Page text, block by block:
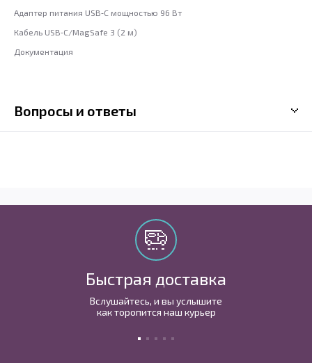
Адаптер питания USB‑C мощностью 96 Вт
Кабель USB‑C/MagSafe 3 (2 м)
Документация
Вопросы и ответы
Быстрая доставка
Вслушайтесь, и вы услышите
как торопится наш курьер